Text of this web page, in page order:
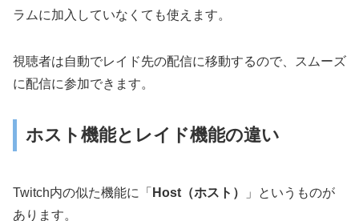
ラムに加入していなくても使えます。
視聴者は自動でレイド先の配信に移動するので、スムーズ
に配信に参加できます。
ホスト機能とレイド機能の違い
Twitch内の似た機能に「 Host（ホスト）
」というものが
あります。